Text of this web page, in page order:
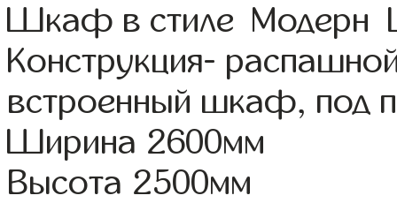
Шкаф в стиле Модерн
Конструкция-
встроенный шкаф, под
Ширина 2600мм
Высота 2500мм